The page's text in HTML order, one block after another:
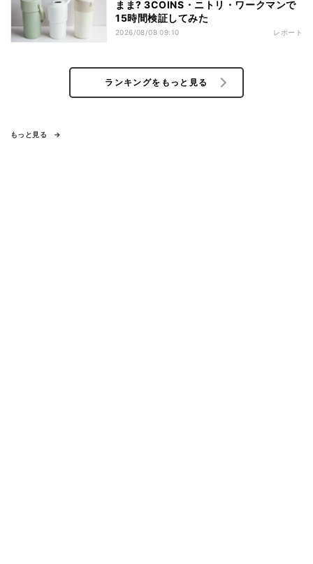
まま? 3COINS・ニトリ・ワークマンで
15時間検証してみた
2026/08/08 09:10 レポート
ランキングをもっと見る
もっと見る